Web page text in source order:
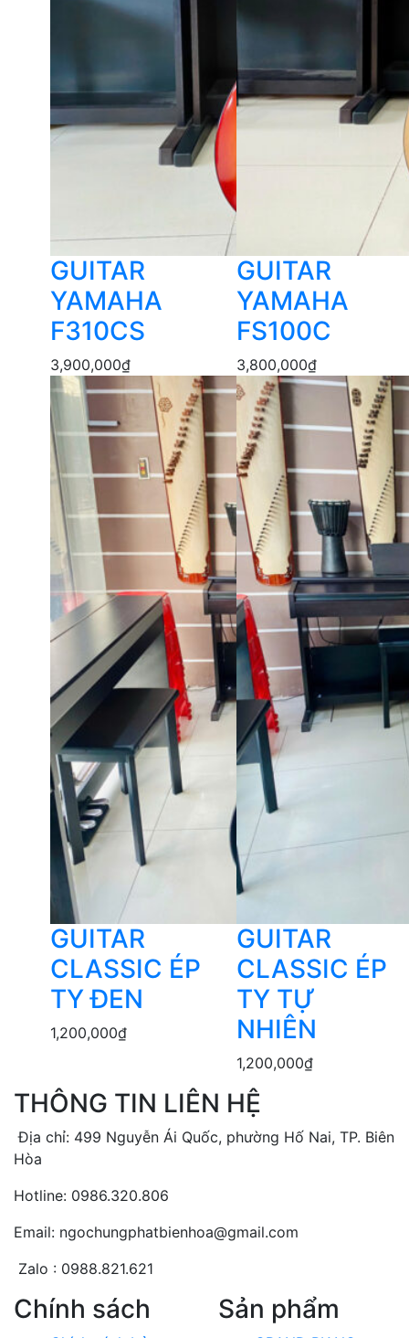
GUITAR
YAMAHA
F310CS
3,900,000₫
GUITAR
YAMAHA
FS100C
3,800,000₫
GUITAR
CLASSIC ÉP
TY ĐEN
1,200,000₫
GUITAR
CLASSIC ÉP
TY TỰ
NHIÊN
1,200,000₫
THÔNG TIN LIÊN HỆ
Địa chỉ: 499 Nguyễn Ái Quốc, phường Hố Nai, TP. Biên
Hòa
Hotline: 0986.320.806
Email: ngochungphatbienhoa@gmail.com
Zalo : 0988.821.621
Chính sách Sản phẩm